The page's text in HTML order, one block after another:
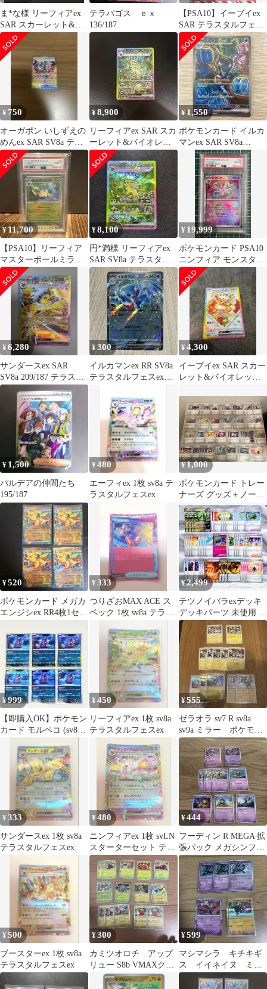
ま*な様 リーフィアex
SAR スカーレット&バ
イオレット ハイクラス
パック
テラパゴス ｅｘ
136/187
【PSA10】イーブイex
SAR テラスタルフェス
庄司夏子 ケーキ ポケモ
ン
¥ 750
オーガポン いしずえの
めんex SAR SV8a テラ
スタルフェスex 216…
¥8,900
リーフィアex SAR スカ
ーレット&バイオレッ
ト ハイクラスパック テ
ラスタ…
¥ 1,550
ポケモンカード イルカ
マンex SAR SV8a
207/187
¥11,700
【PSA10】リーフィア
マスターボールミラー
(SV8a 002/187)
¥8,100
円*満様 リーフィアex
SAR SV8a テラスタル
フェスex 200/187
¥ 19,999
ポケモンカード PSA10
ニンフィア モンスター
ボールミラー SV8a 068
¥6,280
サンダースex SAR
SV8a 209/187 テラスタ
ルフェスex ポケカ
¥300
イルカマンex RR SV8a
テラスタルフェスex
¥4,300
イーブイex SAR スカー
レット&バイオレット
スタルフ
¥ 1,500
パルデアの仲間たち
195/187
¥480
エーフィex 1枚 sv8a テ
ラスタルフェスex
¥1,000
ポケモンカード トレー
ナーズ グッズ＋ノーマ
ル まとめ売り（計500
枚程度）
¥520
ポケモンカード メガカ
エンジシex RR4枚1セッ
ト ニンジャスピナー
¥333
つりざおMAX ACE ス
ペック 1枚 sv8a テラス
¥2,499
テツノイバラexデッキ
デッキパーツ 未使用 44
枚 匿名発送 ポケモ
ンカード
¥999
【即購入OK】ポケモン
カード モルペコ (sv8a)
¥450
リーフィアex 1枚 sv8a
テラスタルフェスex
¥555
ゼラオラ sv7 R sv8a
sv9a ミラー ポケモン
カードゲーム ポケカ
¥333
サンダースex 1枚 sv8a
テラスタルフェスex
¥480
ニンフィアex 1枚 svLN
スターターセット テラ
スタイプ：ステラ
¥444
フーディン R MEGA 拡
張パック メガシンフォ
ニア 038/063
¥500
ブースターex 1枚 sv8a
テラスタルフェスex
¥300
カミツオロチ アップ
リュー S8b VMAXクラ
イマックス 013/184 ミ
¥599
マシマシラ キチキギ
ス イイネイヌ ミラ
ー